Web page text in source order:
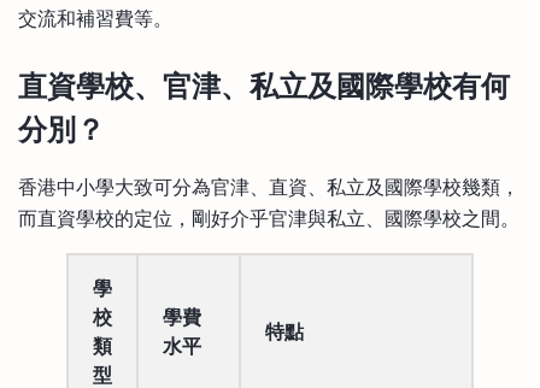
交流和補習費等。
直資學校、官津、私立及國際學校有何
分別？
香港中小學大致可分為官津、直資、私立及國際學校幾類，
而直資學校的定位，剛好介乎官津與私立、國際學校之間。
學
校
類
型
學費
水平
特點